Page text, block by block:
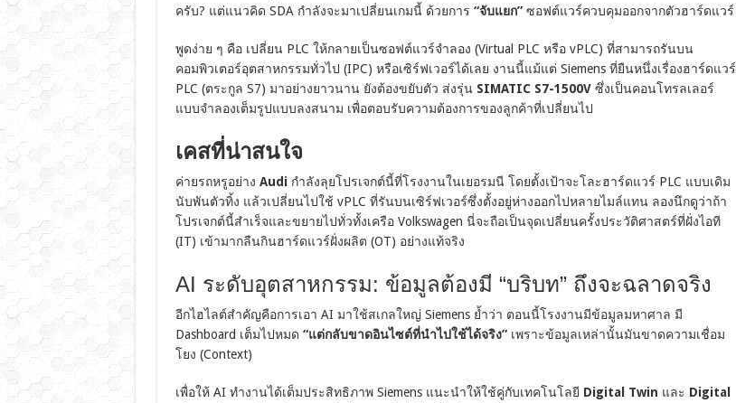
ครับ? แต่แนวคิด SDA กำลังจะมาเปลี่ยนเกมนี้ ด้วยการ “จับแยก”ซอฟต์แวร์ควบคุมออกจากตัวฮาร์ดแวร์
พูดง่าย ๆ คือ เปลี่ยน PLC ให้กลายเป็นซอฟต์แวร์จำลอง (Virtual PLC หรือ vPLC) ที่สามารถรันบน
คอมพิวเตอร์อุตสาหกรรมทั่วไป (IPC) หรือเซิร์ฟเวอร์ได้เลย งานนี้แม้แต่ Siemens ที่ยืนหนึ่งเรื่องฮาร์ดแวร์
PLC (ตระกูล S7) มาอย่างยาวนาน ยังต้องขยับตัว ส่งรุ่น SIMATIC S7-1500Vซึ่งเป็นคอนโทรลเลอร์
แบบจำลองเต็มรูปแบบลงสนาม เพื่อตอบรับความต้องการของลูกค้าที่เปลี่ยนไป
เคสที่น่าสนใจ
ค่ายรถหรูอย่าง Audiกำลังลุยโปรเจกต์นี้ที่โรงงานในเยอรมนี โดยตั้งเป้าจะโละฮาร์ดแวร์ PLC แบบเดิม
นับพันตัวทิ้ง แล้วเปลี่ยนไปใช้ vPLC ที่รันบนเซิร์ฟเวอร์ซึ่งตั้งอยู่ห่างออกไปหลายไมล์แทน ลองนึกดูว่าถ้า
โปรเจกต์นี้สำเร็จและขยายไปทั่วทั้งเครือ Volkswagen นี่จะถือเป็นจุดเปลี่ยนครั้งประวัติศาสตร์ที่ฝั่งไอที
(IT) เข้ามากลืนกินฮาร์ดแวร์ฝั่งผลิต (OT) อย่างแท้จริง
AI ระดับอุตสาหกรรม: ข้อมูลต้องมี “บริบท” ถึงจะฉลาดจริง
อีกไฮไลต์สำคัญคือการเอา AI มาใช้สเกลใหญ่ Siemens ย้ำว่า ตอนนี้โรงงานมีข้อมูลมหาศาล มี
Dashboard เต็มไปหมด “แต่กลับขาดอินไซต์ที่นำไปใช้ได้จริง”เพราะข้อมูลเหล่านั้นมันขาดความเชื่อม
โยง (Context)
เพื่อให้ AI ทำงานได้เต็มประสิทธิภาพ Siemens แนะนำให้ใช้คู่กับเทคโนโลยี Digital Twin และ Digital